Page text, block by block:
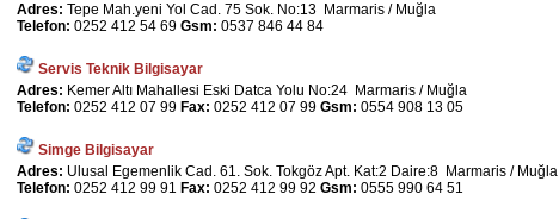
Adres: Tepe Mah.yeni Yol Cad. 75 Sok. No:13 Marmaris / Muğla
Telefon: 0252 412 54 69 Gsm: 0537 846 44 84
Servis Teknik Bilgisayar
Adres: Kemer Altı Mahallesi Eski Datca Yolu No:24 Marmaris / Muğla
Telefon: 0252 412 07 99 Fax: 0252 412 07 99 Gsm: 0554 908 13 05
Simge Bilgisayar
Adres: Ulusal Egemenlik Cad. 61. Sok. Tokgöz Apt. Kat:2 Daire:8 Marmaris / Muğla
Telefon: 0252 412 99 91 Fax: 0252 412 99 92 Gsm: 0555 990 64 51